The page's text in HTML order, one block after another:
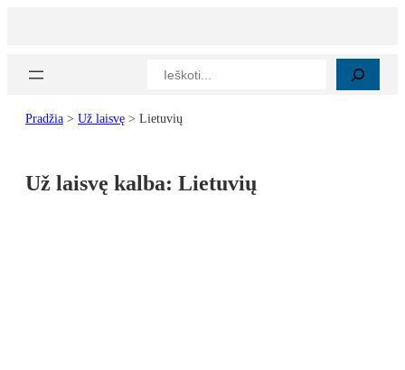
Paieška
Pradžia > Už laisvę > Lietuvių
Už laisvę kalba: Lietuvių